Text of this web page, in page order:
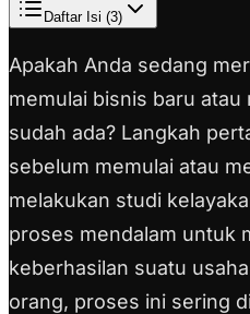
Daftar Isi (3)
Apakah Anda sedang
memulai bisnis baru
sudah ada? Langkah
sebelum memulai atau
melakukan studi
proses mendalam untuk
keberhasilan suatu
orang, proses ini sering